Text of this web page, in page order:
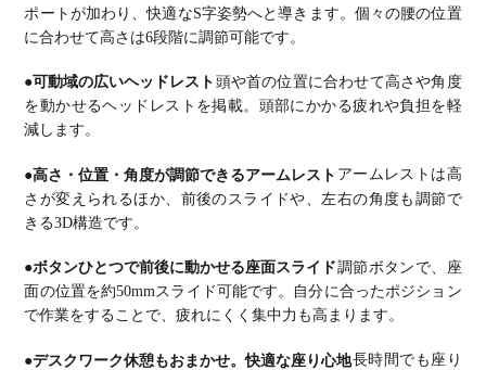
ポートが加わり、快適なS字姿勢へと導きます。 個々の腰の位置
に合わせて高さは6段階に調節可能です。
●可動域の広いヘッドレスト 頭や首の位置に合わせて高さや角度
を動かせるヘッドレストを掲載。 頭部にかかる疲れや負担を軽
減します。
●高さ・位置・角度が調節できるアームレスト アームレストは高
さが変えられるほか、前後のスライドや、左右の角度も調節で
きる3D構造です。
●ボタンひとつで前後に動かせる座面スライド調節ボタンで、座
面の位置を約50mmスライド可能です。
自分に合ったポジション
で作業をすることで、疲れにくく集中力も高まります。
●デスクワーク休憩もおまかせ。快適な座り心地長時間でも座り